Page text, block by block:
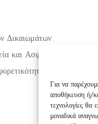
Για να
αποθήκευση ή/
τεχνολογίες θα
μοναδικά
Δικαιωμάτων
και Ασφάλεια στην
την Ισότητα